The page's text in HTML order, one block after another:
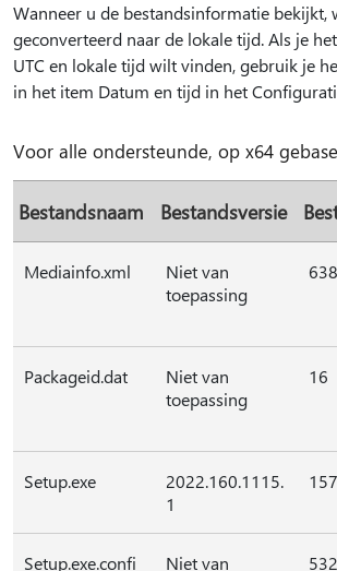
Wanneer u de bestandsinformatie bekijkt,
geconverteerd naar de lokale tijd. Als je
UTC en lokale tijd wilt vinden, gebruik je
in het item Datum en tijd in het
Voor alle ondersteunde, op x64
Bestandsnaam Bestandsversie
Mediainfo.xml
Niet van
toepassing
638
Packageid.dat
Niet van
toepassing
16
Setup.exe
2022.160.1115.
1
Setup.exe.confi Niet van 532